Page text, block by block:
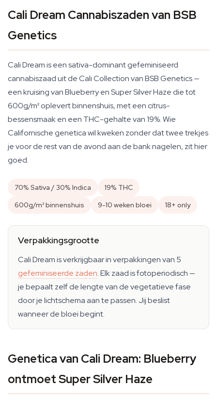
Cali Dream Cannabiszaden van BSB
Genetics
Cali Dream is een sativa-dominant gefeminiseerd
cannabiszaad uit de Cali Collection van BSB Genetics —
een kruising van Blueberry en Super Silver Haze die tot
600g/m² oplevert binnenshuis, met een citrus-
bessensmaak en een THC-gehalte van 19%. Wie
Californische genetica wil kweken zonder dat twee trekjes
je voor de rest van de avond aan de bank nagelen, zit hier
goed.
70% Sativa / 30% Indica
19% THC
600g/m² binnenshuis
9-10 weken bloei 18+ only
Verpakkingsgrootte
Cali Dream is verkrijgbaar in verpakkingen van 5
gefeminiseerde zaden. Elk zaad is fotoperiodisch —
je bepaalt zelf de lengte van de vegetatieve fase
door je lichtschema aan te passen. Jij beslist
wanneer de bloei begint.
Genetica van Cali Dream: Blueberry
ontmoet Super Silver Haze